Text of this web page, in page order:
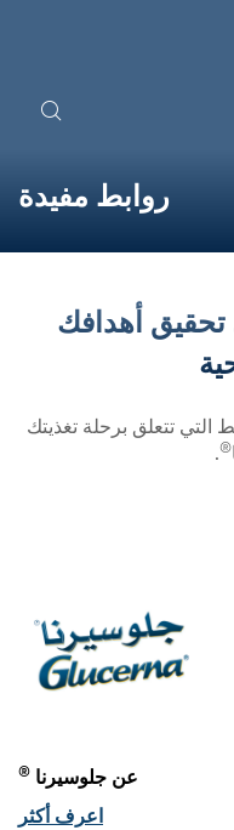
روابط مفيدة
أهدافك
تتعلق برحلة تغذيتك
®
.
عن جلوسيرنا ®
اعرف أكثر